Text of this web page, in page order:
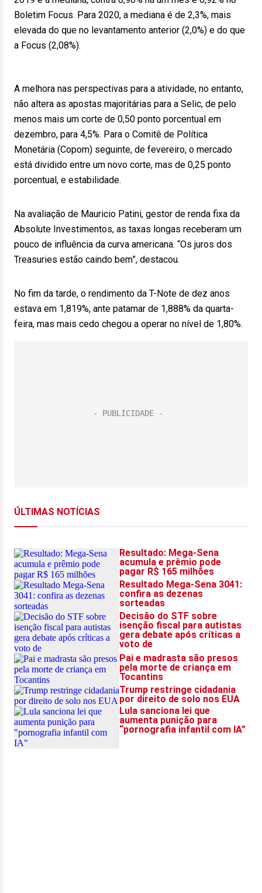
Boletim Focus. Para 2020, a mediana é de 2,3%, mais
elevada do que no levantamento anterior (2,0%) e do que
a Focus (2,08%).
A melhora nas perspectivas para a atividade, no entanto,
não altera as apostas majoritárias para a Selic, de pelo
menos mais um corte de 0,50 ponto porcentual em
dezembro, para 4,5%. Para o Comitê de Política
Monetária (Copom) seguinte, de fevereiro, o mercado
está dividido entre um novo corte, mas de 0,25 ponto
porcentual, e estabilidade.
Na avaliação de Mauricio Patini, gestor de renda fixa da
Absolute Investimentos, as taxas longas receberam um
pouco de influência da curva americana. “Os juros dos
Treasuries estão caindo bem”, destacou.
No fim da tarde, o rendimento da T-Note de dez anos
estava em 1,819%, ante patamar de 1,888% da quarta-
feira, mas mais cedo chegou a operar no nível de 1,80%.